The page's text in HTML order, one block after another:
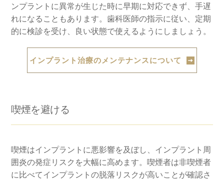
ンプラントに異常が生じた時に早期に対応できず、手遅
れになることもあります。歯科医師の指示に従い、定期
的に検診を受け、良い状態で使えるようにしましょう。
インプラント治療のメンテナンスについて
喫煙を避ける
喫煙はインプラントに悪影響を及ぼし、インプラント周
囲炎の発症リスクを大幅に高めます。喫煙者は非喫煙者
に比べてインプラントの脱落リスクが高いことが確認さ